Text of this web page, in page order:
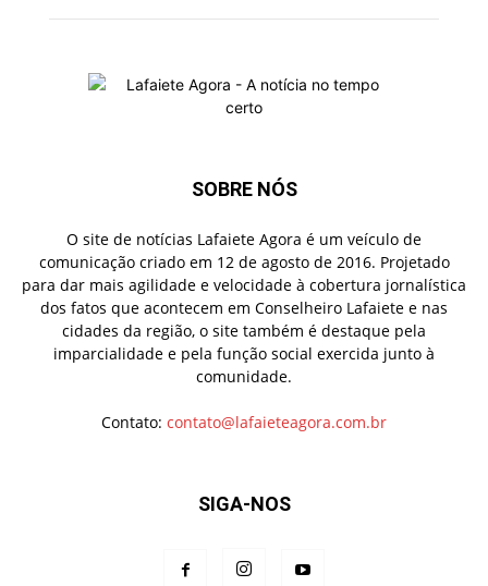
SOBRE NÓS
O site de notícias Lafaiete Agora é um veículo de
comunicação criado em 12 de agosto de 2016. Projetado
para dar mais agilidade e velocidade à cobertura jornalística
dos fatos que acontecem em Conselheiro Lafaiete e nas
cidades da região, o site também é destaque pela
imparcialidade e pela função social exercida junto à
comunidade.
Contato: contato@lafaieteagora.com.br
SIGA-NOS